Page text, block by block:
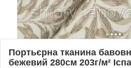
Портьєрна тканина
бежевий 280см 203г/м²